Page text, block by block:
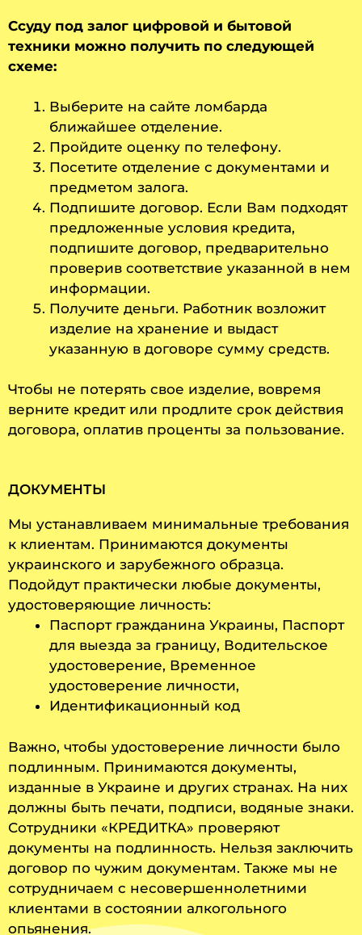
Ссуду под залог цифровой и бытовой
техники можно получить по следующей
схеме:
Выберите на сайте ломбарда
ближайшее отделение.
Пройдите оценку по телефону.
Посетите отделение с документами и
предметом залога.
Подпишите договор. Если Вам подходят
предложенные условия кредита,
подпишите договор, предварительно
проверив соответствие указанной в нем
информации.
Получите деньги. Работник возложит
изделие на хранение и выдаст
указанную в договоре сумму средств.
Чтобы не потерять свое изделие, вовремя
верните кредит или продлите срок действия
договора, оплатив проценты за пользование.
ДОКУМЕНТЫ
Мы устанавливаем минимальные требования
к клиентам. Принимаются документы
украинского и зарубежного образца.
Подойдут практически любые документы,
удостоверяющие личность:
Паспорт гражданина Украины, Паспорт
для выезда за границу, Водительское
удостоверение, Временное
удостоверение личности,
Идентификационный код
Важно, чтобы удостоверение личности было
подлинным. Принимаются документы,
изданные в Украине и других странах. На них
должны быть печати, подписи, водяные знаки.
Сотрудники «КРЕДИТКА» проверяют
документы на подлинность. Нельзя заключить
договор по чужим документам. Также мы не
сотрудничаем с несовершеннолетними
клиентами в состоянии алкогольного
опьянения.